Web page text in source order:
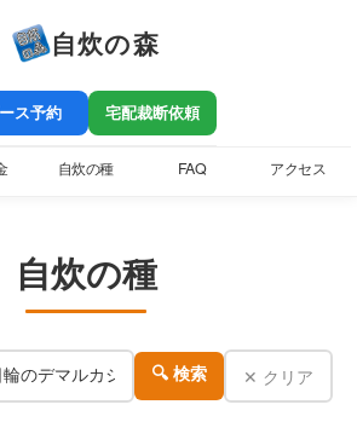
自炊の森
ス予約 宅配裁断依頼
自炊の種 FAQ アクセス
自炊の種
🔍 検索 ✕ クリア